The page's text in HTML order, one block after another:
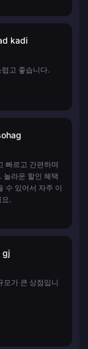
kadi
고 좋습니다.
빠르고 간편하며
놀라운 할인 혜택
수 있어서 자주 이
요.
gj
모가 큰 상점입니